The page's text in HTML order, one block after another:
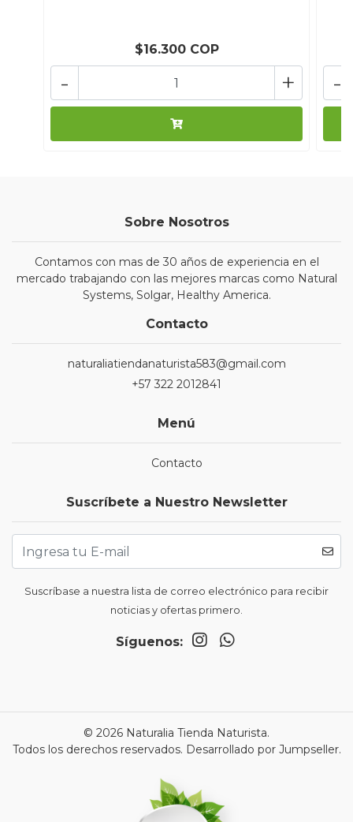
$16.300 COP
+
- -
Sobre Nosotros
Contamos con mas de 30 años de experiencia en el
mercado trabajando con las mejores marcas como Natural
Systems, Solgar, Healthy America.
Contacto
naturaliatiendanaturista583@gmail.com
+57 322 2012841
Menú
Contacto
Suscríbete a Nuestro Newsletter
Suscríbase a nuestra lista de correo electrónico para recibir
noticias y ofertas primero.
Síguenos:
© 2026 Naturalia Tienda Naturista.
Todos los derechos reservados. Desarrollado por Jumpseller.